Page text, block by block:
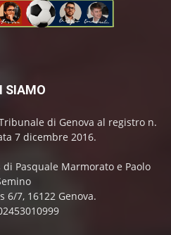
SIAMO
di Genova al registro n.
7 dicembre 2016.
di Pasquale Marmorato e Paolo
6/7, 16122 Genova.